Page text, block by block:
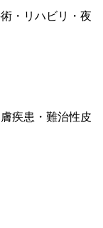
・リハビリ・夜
疾患・難治性皮